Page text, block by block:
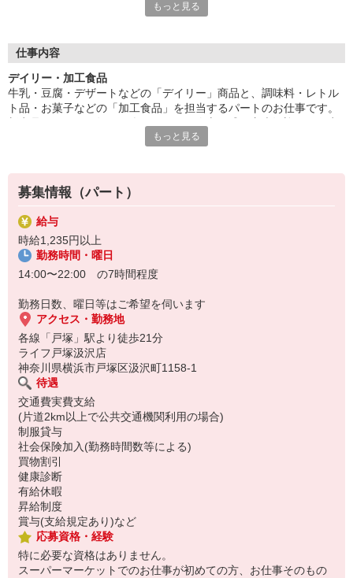
ンクがあっても大丈夫。「とても親切に受け入れてもらえ、不安
■パートタイマー等級制度
れしい特典を受けられます！昇給アップやキャリアアップを目指
せるほか、社員への道もあり。多くのパートスタッフさんに支え
られているライフだからこそ、皆さんが働きがいと働きやすさを
実感できる環境づくりに、これからも取り組んでいきます。
もっと見る
仕事内容
デイリー・加工食品
牛乳・豆腐・デザートなどの「デイリー」商品と、調味料・レトル
ト品・お菓子などの「加工食品」を担当するパートのお仕事です。
品の発注・在庫管理・陳列のほか、アイデアを活かした売場づくり
もっと見る
募集情報（パート）
給与
時給1,235円以上
勤務時間・曜日
14:00〜22:00 の7時間程度
勤務日数、曜日等はご希望を伺います
アクセス・勤務地
各線「戸塚」駅より徒歩21分
ライフ戸塚汲沢店
神奈川県横浜市戸塚区汲沢町1158-1
待遇
交通費実費支給
(片道2km以上で公共交通機関利用の場合)
制服貸与
社会保険加入(勤務時間数等による)
買物割引
健康診断
有給休暇
昇給制度
賞与(支給規定あり)など
応募資格・経験
特に必要な資格はありません。
スーパーマーケットでのお仕事が初めての方、お仕事そのもの